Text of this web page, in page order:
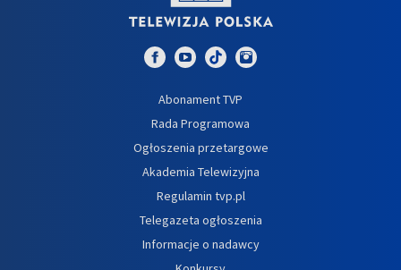
Abonament TVP
Rada Programowa
Ogłoszenia przetargowe
Akademia Telewizyjna
Regulamin tvp.pl
Telegazeta ogłoszenia
Informacje o nadawcy